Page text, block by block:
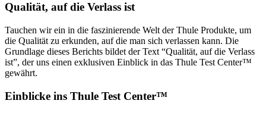
Qualität, auf die Verlass ist
Tauchen wir ein in die faszinierende Welt der Thule Produkte, um
die Qualität zu erkunden, auf die man sich verlassen kann. Die
Grundlage dieses Berichts bildet der Text “Qualität, auf die Verlass
ist”, der uns einen exklusiven Einblick in das Thule Test Center™
gewährt.
Einblicke ins Thule Test Center™